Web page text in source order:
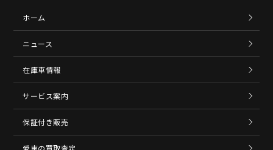
ホーム
ニュース
在庫車情報
サービス案内
保証付き販売